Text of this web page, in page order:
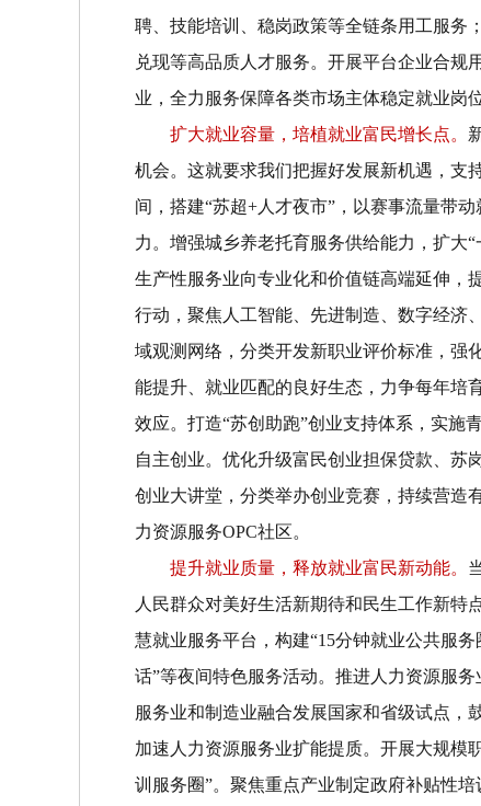
聘、技能培训、稳岗政策等全链条用工服务
兑现等高品质人才服务。开展平台企业合规
业，全力服务保障各类市场主体稳定就业岗位
扩大就业容量，培植就业富民增长点。
机会。这就要求我们把握好发展新机遇，支
间，搭建“苏超+人才夜市” ，以赛事流量带
力。增强城乡养老托育服务供给能力，扩大“
生产性服务业向专业化和价值链高端延伸，
行动，聚焦人工智能、先进制造、数字经济
域观测网络，分类开发新职业评价标准，强
能提升、就业匹配的良好生态，力争每年培
效应。 打造“苏创助跑”创业支持体系，实施
自主创业。优化升级富民创业担保贷款、苏
创业大讲堂，分类举办创业竞赛，持续营造
力资源服务OPC社区。
提升就业质量，释放就业富民新动能。
人民群众对美好生活新期待和民生工作新特
慧就业服务平台，构建“15分钟就业公共服务
话”等夜间特色服务活动。推进人力资源服
服务业和制造业融合发展国家和省级试点，
加速人力资源服务业扩能提质。 开展大规模
训服务圈”。聚焦重点产业制定政府补贴性